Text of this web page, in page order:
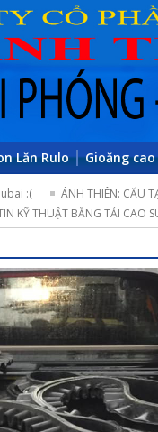
Lăn Rulo Gioăng
:( ÁNH THIÊN: CẤU
KỸ THUẬT BĂNG TẢI CAO